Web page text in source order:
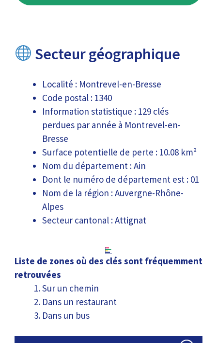
Secteur géographique
Localité : Montrevel-en-Bresse
Code postal : 1340
Information statistique : 129 clés
perdues par année à Montrevel-en-
Bresse
Surface potentielle de perte : 10.08 km²
Nom du département : Ain
Dont le numéro de département est : 01
Nom de la région : Auvergne-Rhône-
Alpes
Secteur cantonal : Attignat
Liste de zones où des clés sont fréquemment
retrouvées
Sur un chemin
Dans un restaurant
Dans un bus